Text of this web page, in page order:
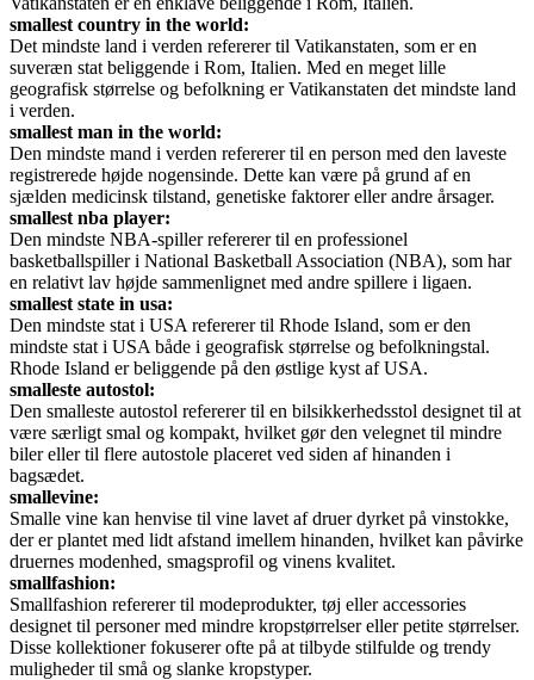
smallest country in the world:
Det mindste land i verden refererer til Vatikanstaten, som er en
suveræn stat beliggende i Rom, Italien. Med en meget lille
geografisk størrelse og befolkning er Vatikanstaten det mindste land
i verden.
smallest man in the world:
Den mindste mand i verden refererer til en person med den laveste
registrerede højde nogensinde. Dette kan være på grund af en
sjælden medicinsk tilstand, genetiske faktorer eller andre årsager.
smallest nba player:
Den mindste NBA-spiller refererer til en professionel
basketballspiller i National Basketball Association (NBA), som har
en relativt lav højde sammenlignet med andre spillere i ligaen.
smallest state in usa:
Den mindste stat i USA refererer til Rhode Island, som er den
mindste stat i USA både i geografisk størrelse og befolkningstal.
Rhode Island er beliggende på den østlige kyst af USA.
smalleste autostol:
Den smalleste autostol refererer til en bilsikkerhedsstol designet til at
være særligt smal og kompakt, hvilket gør den velegnet til mindre
biler eller til flere autostole placeret ved siden af hinanden i
bagsædet.
smallevine:
Smalle vine kan henvise til vine lavet af druer dyrket på vinstokke,
der er plantet med lidt afstand imellem hinanden, hvilket kan påvirke
druernes modenhed, smagsprofil og vinens kvalitet.
smallfashion:
Smallfashion refererer til modeprodukter, tøj eller accessories
designet til personer med mindre kropstørrelser eller petite størrelser.
Disse kollektioner fokuserer ofte på at tilbyde stilfulde og trendy
muligheder til små og slanke kropstyper.